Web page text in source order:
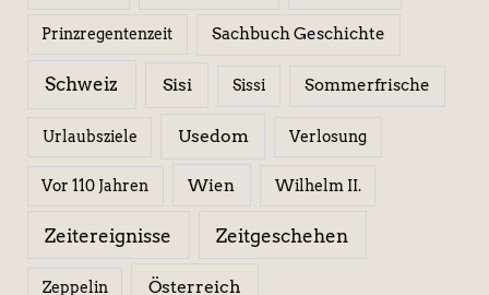
Prinzregentenzeit Sachbuch Geschichte
Schweiz Sisi Sissi Sommerfrische
Urlaubsziele Usedom Verlosung
Vor 110 Jahren Wien Wilhelm II.
Zeitereignisse Zeitgeschehen
Zeppelin Österreich